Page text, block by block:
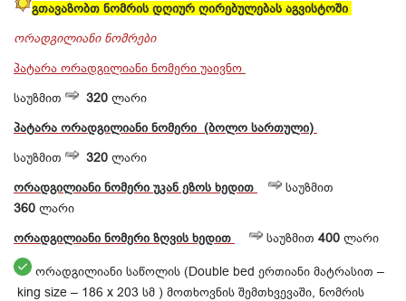
გთავაზობთ ნომრის დღიურ ღირებულებას აგვისტოში
ორადგილიანი ნომრები
პატარა ორადგილიანი ნომერი უაივნო
საუზმით 320 ლარი
პატარა ორადგილიანი ნომერი (ბოლო სართული)
საუზმით 320 ლარი
ორადგილიანი ნომერი უკან ეზოს ხედით
საუზმით
360 ლარი
ორადგილიანი ნომერი ზღვის ხედით საუზმით 400 ლარი
​ ორადგილიანი საწოლის (Double bed ერთიანი მატრასით –
king size – 186 x 203 სმ ) მოთხოვნის შემთხვევაში, ნომრის